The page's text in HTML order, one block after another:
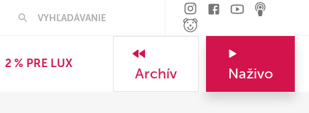
2 % PRE LUX
Archív Naživo